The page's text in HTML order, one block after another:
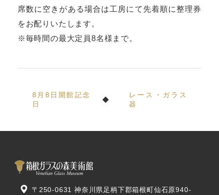
席数に空きがある場合は工房にて先着順に整理券
をお配りいたします。
※毎時間の最大定員8名様まで。
8月8日開館記念
日
レース・ガラス
器
〒250-0631 神奈川県足柄下郡箱根町仙石原940-